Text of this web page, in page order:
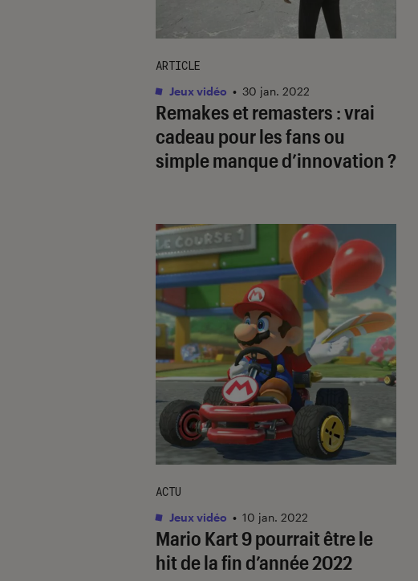
Remakes et remasters : vrai
cadeau pour les fans ou
simple manque d’innovation ?
ARTICLE
Jeux vidéo • 30 jan. 2022
Mario Kart 9pourrait être le
hit de la fin d’année 2022
ACTU
Jeux vidéo • 10 jan. 2022